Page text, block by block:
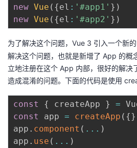
new Vue ( {el : '#app1' } )
new Vue ( {el : '#app2' } )
为了解决这个问题，Vue 3 引入一个新的
解决这个问题，也就是新增了 App 的概
立地注册在这个 App 内部，很好的解决
造成混淆的问题。下面的代码是使用
const { createApp } =
const
app = createApp ( {}
app . component ( ... )
app . use ( ... )